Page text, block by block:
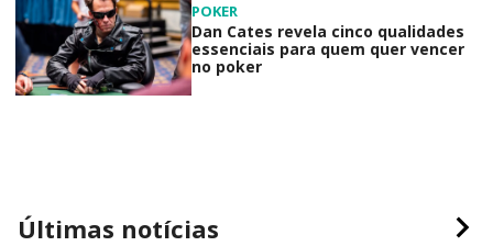
POKER
Dan Cates revela cinco qualidades
essenciais para quem quer vencer
no poker
Últimas notícias